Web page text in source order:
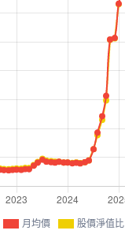
月均價 股價淨值比